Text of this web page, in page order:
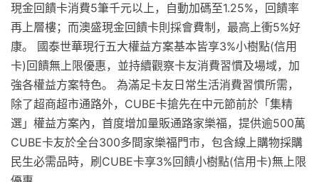
現金回饋卡消費5筆千元以上，自動加碼至1.25%，回饋率
再上層樓；而澳盛現金回饋卡則採會費制，最高上衝5%好
康。 國泰世華現行五大權益方案基本皆享3%小樹點(信用
卡)回饋無上限優惠，並持續觀察卡友消費習慣及場域，加
強各權益方案特色。 為滿足卡友日常生活消費習慣所需，
除了超商超市通路外，CUBE卡搶先在中元節前於「集精
選」權益方案內，首度增加量販通路家樂福，提供逾500萬
CUBE卡友於全台300多間家樂福門市，包含線上購物採購
民生必需品時，刷CUBE卡享3%回饋小樹點(信用卡)無上限